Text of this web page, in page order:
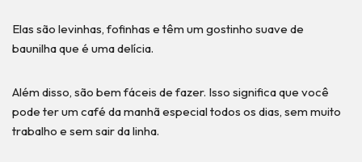
Elas são levinhas, fofinhas e têm um gostinho suave de
baunilha que é uma delícia.
Além disso, são bem fáceis de fazer. Isso significa que você
pode ter um café da manhã especial todos os dias, sem muito
trabalho e sem sair da linha.